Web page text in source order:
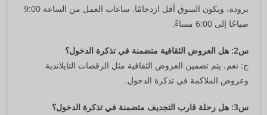
برودة، ويكون السوق أقل ازدحامًا. ساعات العمل من الساعة 9:00
صباحًا إلى 6:00 مساءً.
س2: هل العروض الثقافية متضمنة في تذكرة الدخول؟
ج: نعم، يتم تضمين العروض الثقافية مثل الرقصات التايلاندية
وعروض الملاكمة في تذكرة الدخول.
س3: هل رحلة قارب التجديف متضمنة في تذكرة الدخول؟